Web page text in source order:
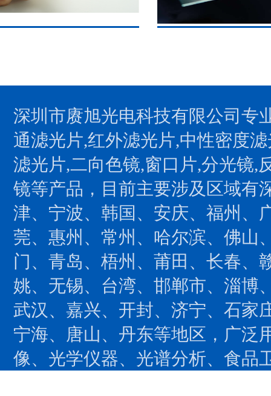
深圳市赓旭光电科技有限公司专
通滤光片,红外滤光片,中性密度
滤光片,二向色镜,窗口片,分光镜,
镜等产品，目前主要涉及区域有
津、宁波、韩国、安庆、福州、
莞、惠州、常州、哈尔滨、佛山
门、青岛、梧州、莆田、长春、
姚、无锡、台湾、邯郸市、淄博
武汉、嘉兴、开封、济宁、石家
宁海、唐山、丹东等地区，广泛
像、光学仪器、光谱分析、食品